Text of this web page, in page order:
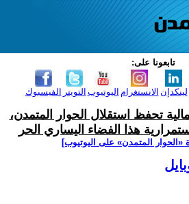
تابعونا على:
الفيسبوك التويتر اليوتيوب الانستغرام لينكدإن
تحفظ استقلال الحوار المتمدن،
هذا الفضاء اليساري الحر
المتمدن» على اليوتيوب]